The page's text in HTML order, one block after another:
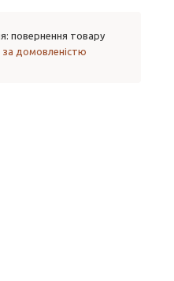
повернення товару
за домовленістю